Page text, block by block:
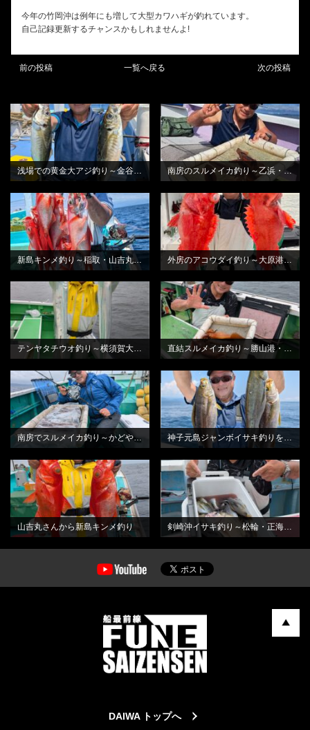
今年の竹岡沖は例年にも増して大型カワハギが釣れています。
自己記録更新するチャンスかもしれませんよ!
前の投稿 一覧へ戻る 次の投稿
BLOG
浅場での黄金大アジ釣り～金谷・光進丸さんから
BLOG
南房のスルメイカ釣り～乙浜・しまや丸さんから
BLOG
新島キンメ釣り～稲取・山吉丸さんから
BLOG
外房のアコウダイ釣り～大原港・鈴栄丸さんから
テンヤタチウオ釣り～横須賀大津港・いなの丸さんから
BLOG
直結スルメイカ釣り～勝山港・萬栄丸さんから
南房でスルメイカ釣り～かどや丸さんから
BLOG
神子元島ジャンボイサキ釣りを堪能
BLOG
山吉丸さんから新島キンメ釣り
BLOG
剣崎沖イサキ釣り～松輪・正海丸さんから
DAIWA トップへ